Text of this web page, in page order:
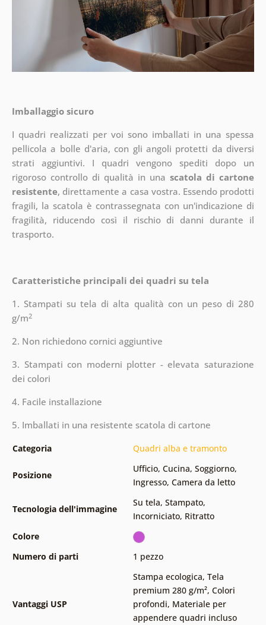
Imballaggio sicuro
I quadri realizzati per voi sono imballati in una spessa
pellicola a bolle d'aria, con gli angoli protetti da diversi
strati aggiuntivi. I quadri vengono spediti dopo un
rigoroso controllo di qualità in unascatola di cartone
resistente, direttamente a casa vostra. Essendo prodotti
fragili, la scatola è contrassegnata con un'indicazione di
fragilità, riducendo così il rischio di danni durante il
trasporto.
Caratteristiche principali dei quadri su tela
1. Stampati su tela di alta qualità con un peso di 280
g/m2
2. Non richiedono cornici aggiuntive
3. Stampati con moderni plotter - elevata saturazione
dei colori
4. Facile installazione
5. Imballati in una resistente scatola di cartone
Categoria Quadri alba e tramonto
Posizione
Ufficio, Cucina, Soggiorno,
Ingresso, Camera da letto
Tecnologia dell'immagine
Su tela, Stampato,
Incorniciato, Ritratto
Colore
Numero di parti
1 pezzo
Vantaggi USP
Stampa ecologica, Tela
premium 280 g/m², Colori
profondi, Materiale per
appendere quadri incluso